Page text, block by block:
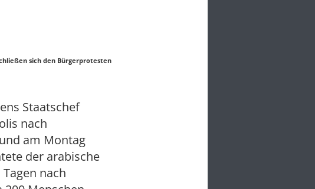
sich den Bürgerprotesten
Staatschef
nach
am Montag
der arabische
nach